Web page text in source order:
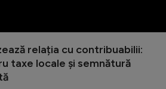
relația cu contribuabilii:
taxe locale și semnătură